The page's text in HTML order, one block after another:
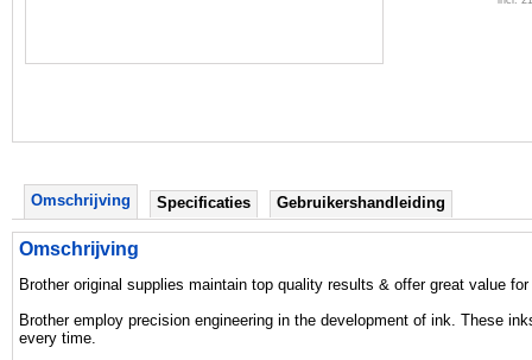
Omschrijving Specificaties Gebruikershandleiding
Omschrijving
Brother original supplies maintain top quality results & offer great value for
Brother employ precision engineering in the development of ink. These
every time.